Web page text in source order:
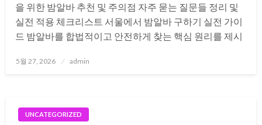
을 위한 밤알바 추천 및 주의점 자주 묻는 질문들 정리 및
실전 적용 체크리스트 서울에서 밤알바 구하기 실전 가이
드 밤알바를 합법적이고 안전하게 찾는 핵심 원리를 제시
Posted
5월 27, 2026 admin
UNCATEGORIZED